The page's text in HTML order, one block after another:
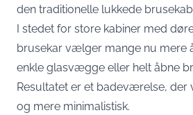
den traditionelle lukkede
I stedet for store kabiner med
brusekar vælger mange nu mere
enkle glasvægge eller helt åbne
Resultatet er et badeværelse, der
og mere minimalistisk.